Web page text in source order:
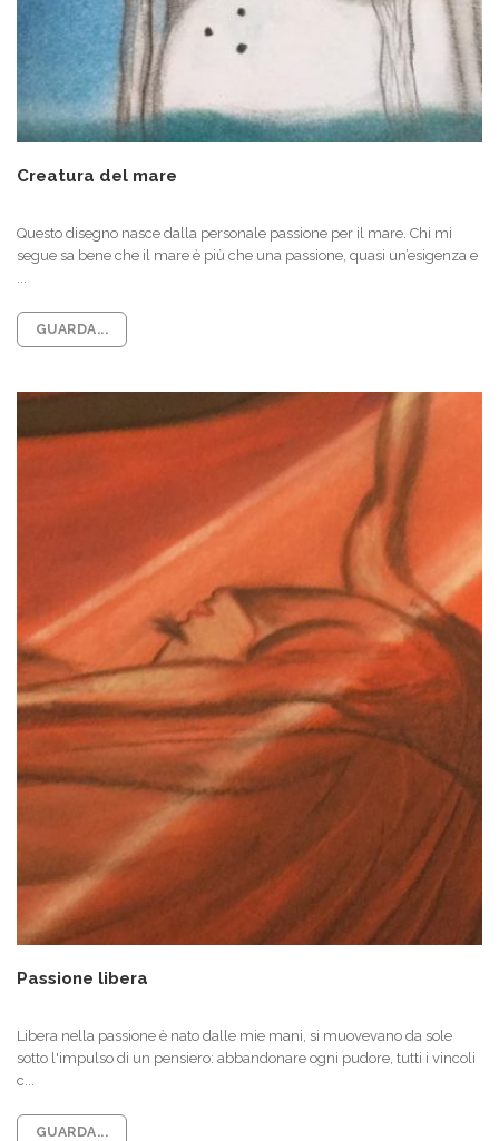
Creatura del mare
Questo disegno nasce dalla personale passione per il mare. Chi mi
segue sa bene che il mare è più che una passione, quasi un’esigenza e
GUARDA...
Passione libera
Libera nella passione è nato dalle mie mani, si muovevano da sole
sotto l'impulso di un pensiero: abbandonare ogni pudore, tutti i vincoli
c...
GUARDA...